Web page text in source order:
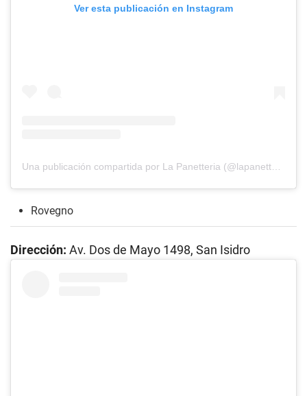
Ver esta publicación en Instagram
Rovegno
Dirección: Av. Dos de Mayo 1498, San Isidro